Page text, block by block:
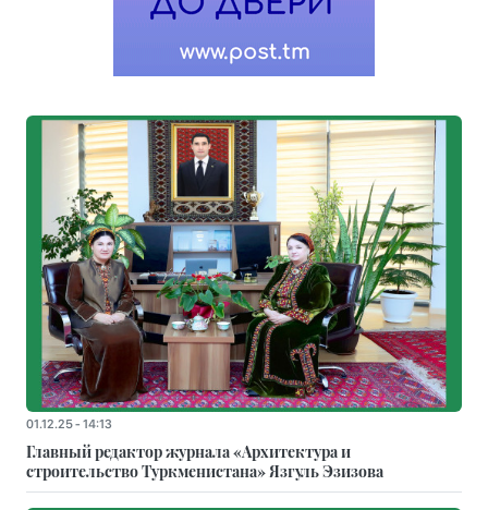
01.12.25 - 14:13
Главный редактор журнала «Архитектура и
строительство Туркменистана» Язгуль Эзизова